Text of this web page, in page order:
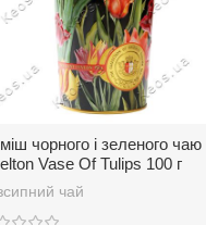
чорного і зеленого чаю
Vase Of Tulips 100 г
чай